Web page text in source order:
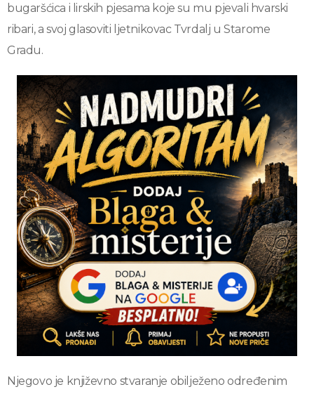
bugaršćica i lirskih pjesama koje su mu pjevali hvarski
ribari, a svoj glasoviti ljetnikovac Tvrdalj u Starome
Gradu.
Njegovo je književno stvaranje obilježeno određenim